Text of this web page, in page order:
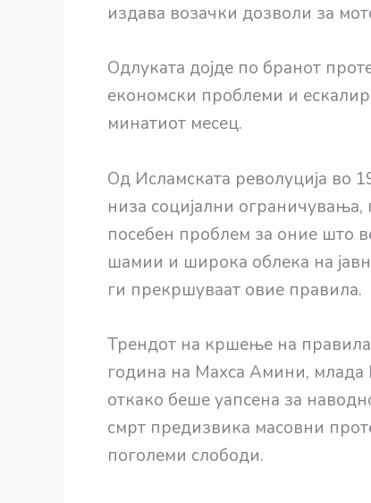
издава возачки дозволи за
Одлуката дојде по бранот
економски проблеми и
минатиот месец.
Од Исламската револуција во
низа социјални
посебен проблем за оние што
шамии и широка облека на
ги прекршуваат овие правила.
Трендот на кршење на
година на Махса Амини,
откако беше уапсена за
смрт предизвика масовни
поголеми слободи.